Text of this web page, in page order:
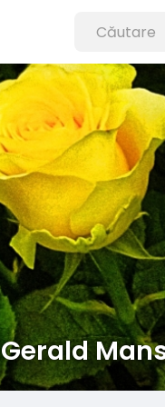
Gerald